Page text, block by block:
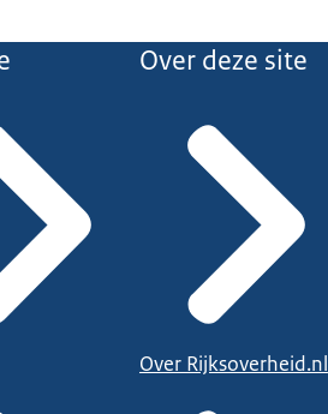
Over deze site
Over Rijksoverheid.nl